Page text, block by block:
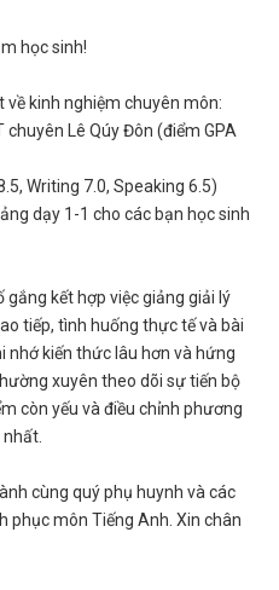
học sinh!
kinh nghiệm chuyên môn:
Lê Qúy Đôn (điểm GPA
Writing 7.0, Speaking 6.5)
dạy 1-1 cho các bạn học sinh
kết hợp việc giảng giải lý
tiếp, tình huống thực tế và bài
nhớ kiến thức lâu hơn và hứng
xuyên theo dõi sự tiến bộ
còn yếu và điều chỉnh phương
cùng quý phụ huynh và các
phục môn Tiếng Anh. Xin chân